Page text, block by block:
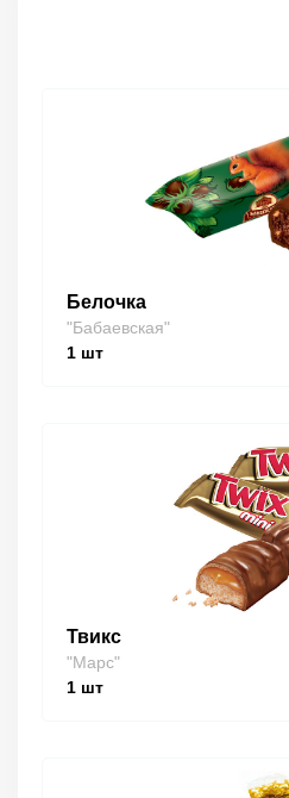
Белочка
"Бабаевская"
1 шт
Твикс
"Марс"
1 шт